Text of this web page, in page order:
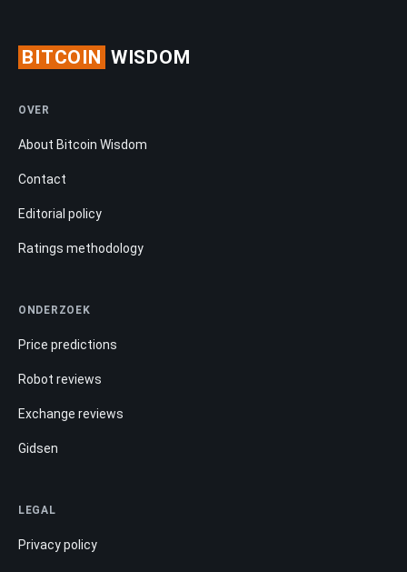
BITCOIN WISDOM
OVER
About Bitcoin Wisdom
Contact
Editorial policy
Ratings methodology
ONDERZOEK
Price predictions
Robot reviews
Exchange reviews
Gidsen
LEGAL
Privacy policy